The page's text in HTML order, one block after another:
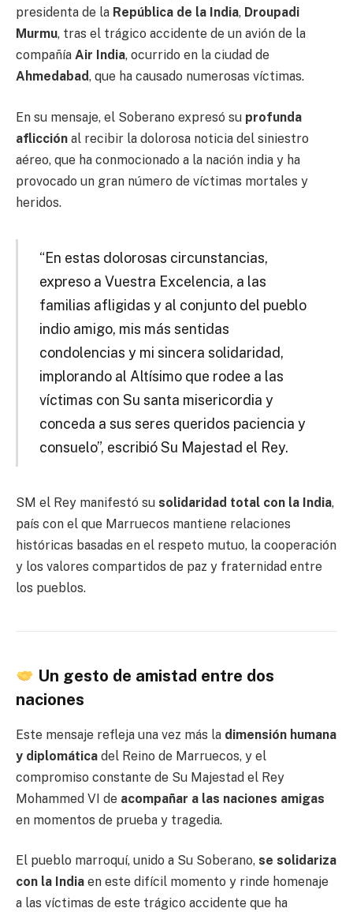
presidenta de la República de la India, Droupadi
Murmu, tras el trágico accidente de un avión de la
compañía Air India, ocurrido en la ciudad de
Ahmedabad, que ha causado numerosas víctimas.
En su mensaje, el Soberano expresó su profunda
aflicción al recibir la dolorosa noticia del siniestro
aéreo, que ha conmocionado a la nación india y ha
provocado un gran número de víctimas mortales y
heridos.
“En estas dolorosas circunstancias,
expreso a Vuestra Excelencia, a las
familias afligidas y al conjunto del pueblo
indio amigo, mis más sentidas
condolencias y mi sincera solidaridad,
implorando al Altísimo que rodee a las
víctimas con Su santa misericordia y
conceda a sus seres queridos paciencia y
consuelo”, escribió Su Majestad el Rey.
SM el Rey manifestó su solidaridad total con la India,
país con el que Marruecos mantiene relaciones
históricas basadas en el respeto mutuo, la cooperación
y los valores compartidos de paz y fraternidad entre
los pueblos.
Un gesto de amistad entre dos
naciones
Este mensaje refleja una vez más la dimensión humana
y diplomática del Reino de Marruecos, y el
compromiso constante de Su Majestad el Rey
Mohammed VI de acompañar a las naciones amigas
en momentos de prueba y tragedia.
El pueblo marroquí, unido a Su Soberano, se solidariza
con la India en este difícil momento y rinde homenaje
a las víctimas de este trágico accidente que ha